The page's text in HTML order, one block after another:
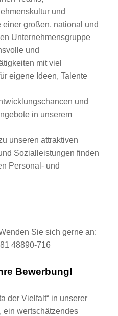
und
großen, national und
Unternehmensgruppe
und
mit viel
eigene Ideen, Talente
und
in unserem
unseren attraktiven
Sozialleistungen finden
Personal- und
Sie sich gerne an:
48890-716
Bewerbung!
der Vielfalt“ in unserer
ein wertschätzendes